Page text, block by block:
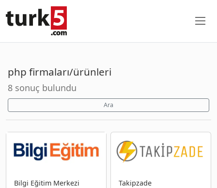
php firmaları/ürünleri
8 sonuç bulundu
Ara
Bilgi Eğitim Merkezi Takipzade